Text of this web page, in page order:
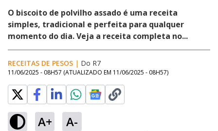
O biscoito de polvilho assado é uma receita
simples, tradicional e perfeita para qualquer
momento do dia. Veja a receita completa no...
RECEITAS DE PESOS | Do R7
11/06/2025 - 08H57 (ATUALIZADO EM 11/06/2025 - 08H57)
A+ A-